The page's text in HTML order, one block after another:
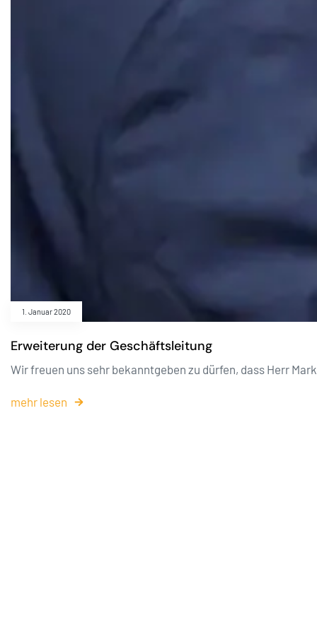
1. Januar 2020
Erweiterung der Geschäftsleitung
Wir freuen uns sehr bekanntgeben zu dürfen, dass Herr
mehr lesen